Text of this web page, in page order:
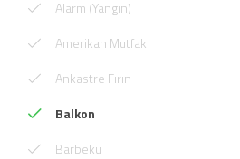
Alarm (Yangın)
Amerikan Mutfak
Ankastre Fırın
Balkon
Barbekü